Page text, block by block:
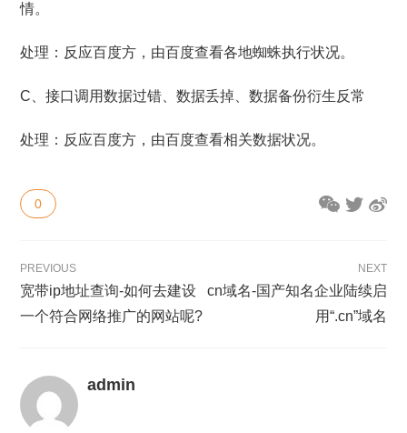
情。
处理：反应百度方，由百度查看各地蜘蛛执行状况。
C、接口调用数据过错、数据丢掉、数据备份衍生反常
处理：反应百度方，由百度查看相关数据状况。
0
PREVIOUS
宽带ip地址查询-如何去建设
一个符合网络推广的网站呢?
NEXT
cn域名-国产知名企业陆续启
用“.cn”域名
admin